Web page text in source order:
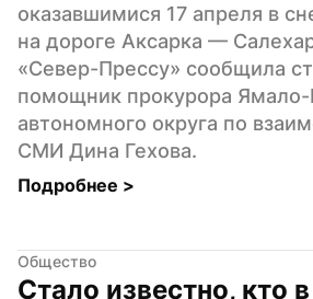
оказавшимися 17 апреля в
на дороге Аксарка —
«Север-Прессу» сообщила
помощник прокурора Ямало-
автономного округа по
СМИ Дина Гехова.
Подробнее >
Общество
Стало известно, кто